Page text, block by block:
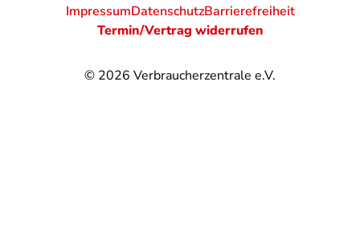
© 2026 Verbraucherzentrale e.V.
ImpressumDatenschutzBarrierefreiheit
Termin/Vertrag widerrufen